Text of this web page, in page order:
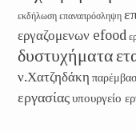
εκδήλωση επαναπρόσληψη
εργαζομενων efood
δυστυχήματα
ν.Χατζηδάκη
εργασίαςυπουργείο